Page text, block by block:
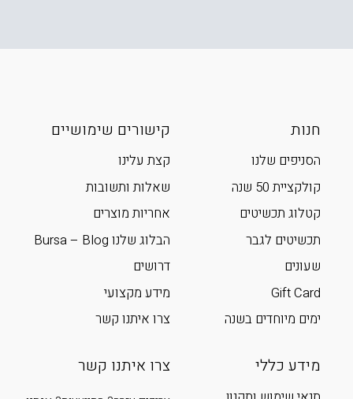
חנות
הסניפים שלנו
קולקציית 50 שנה
קטלוג תכשיטים
תכשיטים לגבר
שעונים
Gift Card
ימים מיוחדים בשנה
קישורים שימושיים
קצת עלינו
שאלות ותשובות
אחריות מוצרים
הבלוג שלנו Bursa – Blog
דרושים
מידע מקצועי
צרו איתנו קשר
מידע כללי צרו איתנו קשר